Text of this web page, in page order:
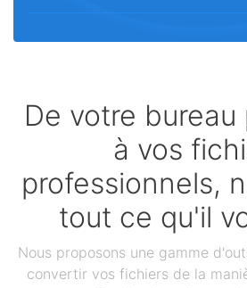
De votre bureau
à vos
professionnels,
tout ce qu'il
Nous proposons une gamme
convertir vos fichiers de la